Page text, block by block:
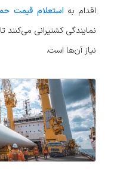
اقدام به استعلام قیمت
نمایندگی کشتیرانی
نیاز آن‌ها است.